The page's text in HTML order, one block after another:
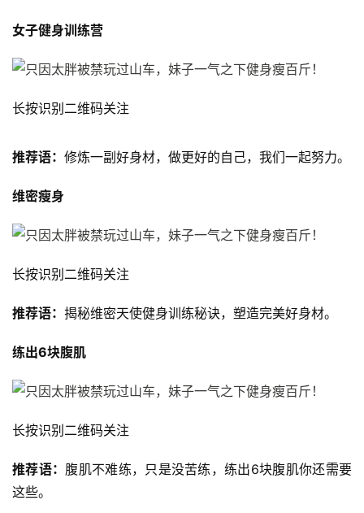
女子健身训练营
长按识别二维码关注
推荐语： 修炼一副好身材，做更好的自己，我们一起努力。
维密瘦身
长按识别二维码关注
推荐语： 揭秘维密天使健身训练秘诀，塑造完美好身材。
练出6块腹肌
长按识别二维码关注
推荐语： 腹肌不难练，只是没苦练，练出6块腹肌你还需要
这些。